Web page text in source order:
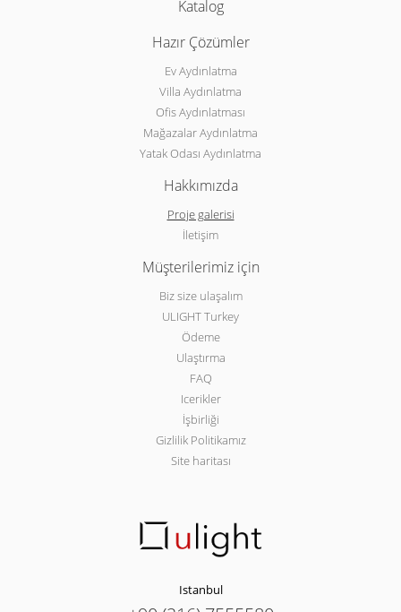
Katalog
Hazır Çözümler
Ev Aydınlatma
Villa Aydınlatma
Ofis Aydınlatması
Mağazalar Aydınlatma
Yatak Odası Aydınlatma
Hakkımızda
Proje galerisi
İletişim
Müşterilerimiz için
Biz size ulaşalım
ULIGHT Turkey
Ödeme
Ulaştırma
FAQ
Icerikler
İşbirliği
Gizlilik Politikamız
Site haritası
Istanbul